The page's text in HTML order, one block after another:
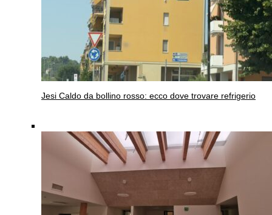
Jesi Caldo da bollino rosso: ecco dove trovare refrigerio